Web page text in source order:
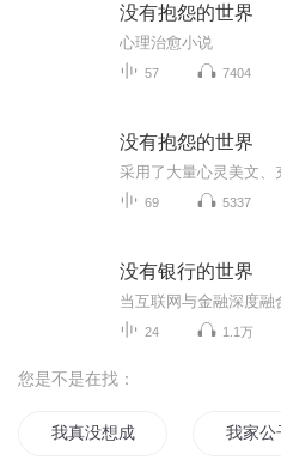
没有抱怨的世界
心理治愈小说
57 7404
没有抱怨的世界
69 5337
没有银行的世界
当互联网与金融深度融
24 1.1万
您是不是在找：
我真没想成神啊 我家公